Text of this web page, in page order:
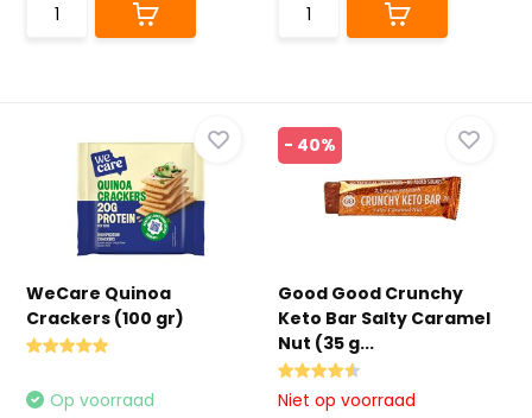
WeCare Quinoa
Crackers (100 gr)
Op voorraad
- 40%
Good Good Crunchy
Keto Bar Salty Caramel
Nut (35 g...
Niet op voorraad